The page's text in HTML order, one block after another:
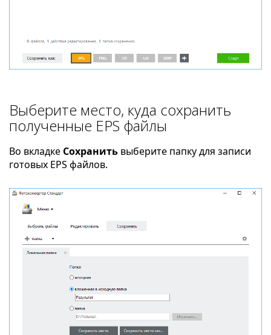
Выберите место, куда сохранить
полученные EPS файлы
Во вкладке Сохранить выберите папку для записи
готовых EPS файлов.